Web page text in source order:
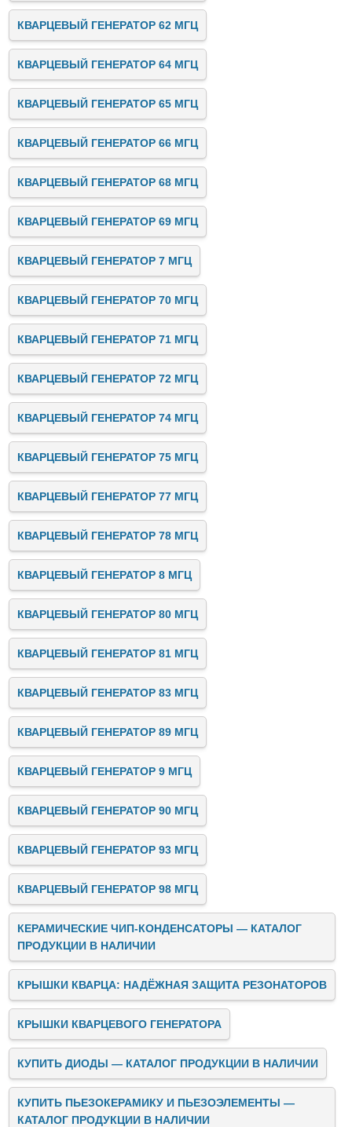
КВАРЦЕВЫЙ ГЕНЕРАТОР 62 МГЦ
КВАРЦЕВЫЙ ГЕНЕРАТОР 64 МГЦ
КВАРЦЕВЫЙ ГЕНЕРАТОР 65 МГЦ
КВАРЦЕВЫЙ ГЕНЕРАТОР 66 МГЦ
КВАРЦЕВЫЙ ГЕНЕРАТОР 68 МГЦ
КВАРЦЕВЫЙ ГЕНЕРАТОР 69 МГЦ
КВАРЦЕВЫЙ ГЕНЕРАТОР 7 МГЦ
КВАРЦЕВЫЙ ГЕНЕРАТОР 70 МГЦ
КВАРЦЕВЫЙ ГЕНЕРАТОР 71 МГЦ
КВАРЦЕВЫЙ ГЕНЕРАТОР 72 МГЦ
КВАРЦЕВЫЙ ГЕНЕРАТОР 74 МГЦ
КВАРЦЕВЫЙ ГЕНЕРАТОР 75 МГЦ
КВАРЦЕВЫЙ ГЕНЕРАТОР 77 МГЦ
КВАРЦЕВЫЙ ГЕНЕРАТОР 78 МГЦ
КВАРЦЕВЫЙ ГЕНЕРАТОР 8 МГЦ
КВАРЦЕВЫЙ ГЕНЕРАТОР 80 МГЦ
КВАРЦЕВЫЙ ГЕНЕРАТОР 81 МГЦ
КВАРЦЕВЫЙ ГЕНЕРАТОР 83 МГЦ
КВАРЦЕВЫЙ ГЕНЕРАТОР 89 МГЦ
КВАРЦЕВЫЙ ГЕНЕРАТОР 9 МГЦ
КВАРЦЕВЫЙ ГЕНЕРАТОР 90 МГЦ
КВАРЦЕВЫЙ ГЕНЕРАТОР 93 МГЦ
КВАРЦЕВЫЙ ГЕНЕРАТОР 98 МГЦ
КЕРАМИЧЕСКИЕ ЧИП-КОНДЕНСАТОРЫ — КАТАЛОГ
ПРОДУКЦИИ В НАЛИЧИИ
КРЫШКИ КВАРЦА: НАДЁЖНАЯ ЗАЩИТА РЕЗОНАТОРОВ
КРЫШКИ КВАРЦЕВОГО ГЕНЕРАТОРА
КУПИТЬ ДИОДЫ — КАТАЛОГ ПРОДУКЦИИ В НАЛИЧИИ
КУПИТЬ ПЬЕЗОКЕРАМИКУ И ПЬЕЗОЭЛЕМЕНТЫ —
КАТАЛОГ ПРОДУКЦИИ В НАЛИЧИИ